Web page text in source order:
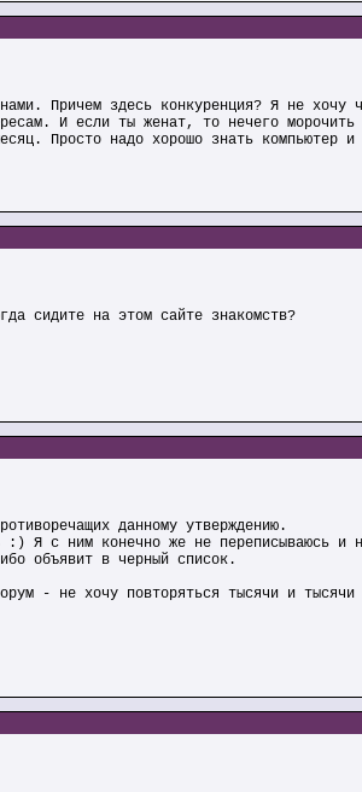
Причем здесь конкуренция? Я не хочу
И если ты женат, то нечего морочить
Просто надо хорошо знать компьютер
сидите на этом сайте знакомств?
данному утверждению.
Я с ним конечно же не переписываюсь и
объявит в черный список.
- не хочу повторяться тысячи и тысячи